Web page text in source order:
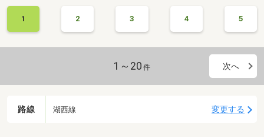
1 2 3 4 5
1～20 件 次へ
路線 湖西線 変更する